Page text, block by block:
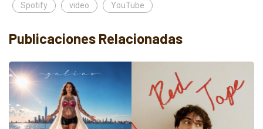
Spotify video YouTube
Publicaciones Relacionadas